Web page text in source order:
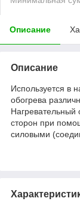
Описание
Описание
Используется в
обогрева
Нагревательный
сторон при
силовыми